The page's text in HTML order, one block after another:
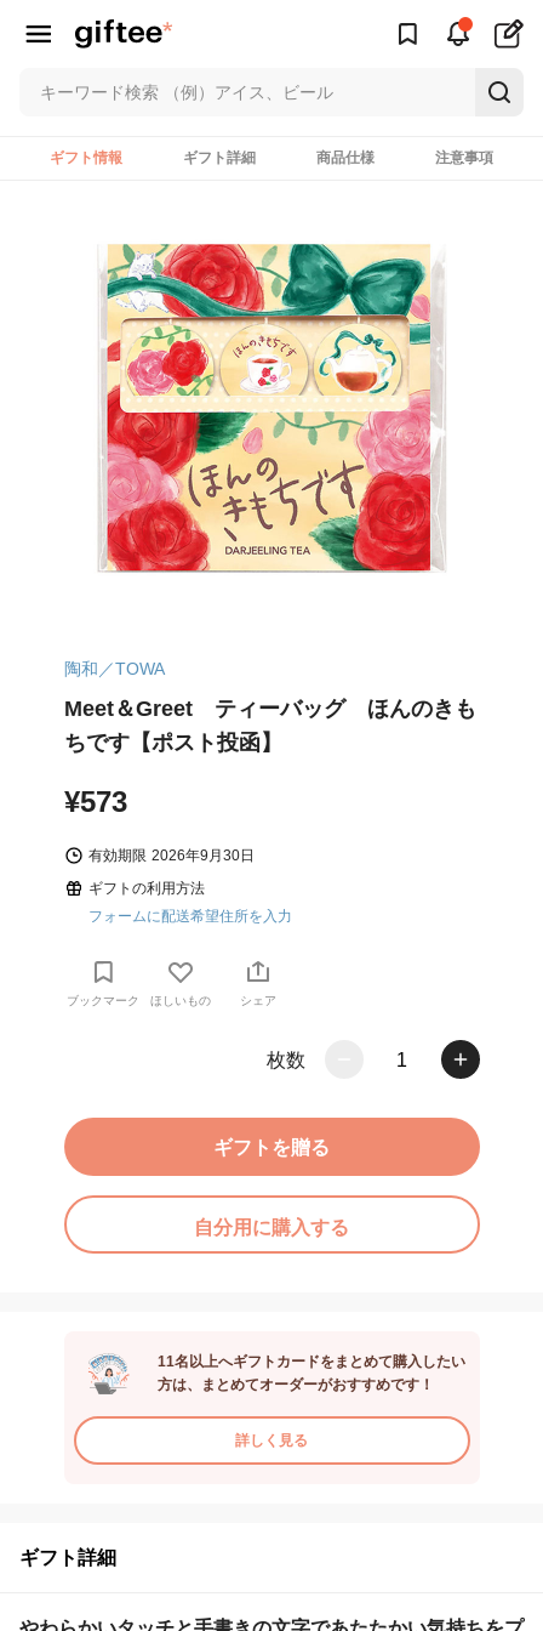
ギフト情報 ギフト詳細 商品仕様 注意事項
陶和／TOWA
Meet＆Greet ティーバッグ ほんのきも
ちです【ポスト投函】
¥573
有効期限 2026年9月30日
ギフトの利用方法
フォームに配送希望住所を入力
ブックマーク ほしいもの シェア
枚数 1
ギフトを贈る
自分用に購入する
11名以上へギフトカードをまとめて購入したい
方は、まとめてオーダーがおすすめです！
詳しく見る
ギフト詳細